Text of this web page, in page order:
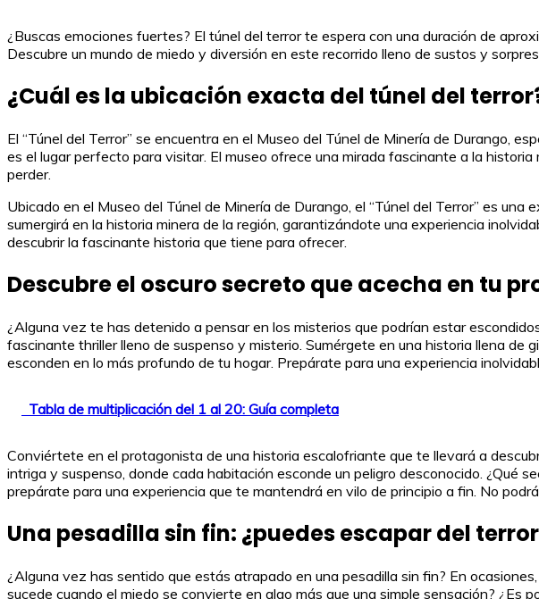
¿Buscas emociones fuertes? El túnel del terror te espera con una duración de
Descubre un mundo de miedo y diversión en este recorrido lleno de sustos y
¿Cuál es la ubicación exacta del túnel del
El “Túnel del Terror” se encuentra en el Museo del Túnel de Minería de Durango,
es el lugar perfecto para visitar. El museo ofrece una mirada fascinante a la
perder.
Ubicado en el Museo del Túnel de Minería de Durango, el “Túnel del Terror” es
sumergirá en la historia minera de la región, garantizándote una experiencia
descubrir la fascinante historia que tiene para ofrecer.
Descubre el oscuro secreto que acecha en tu
¿Alguna vez te has detenido a pensar en los misterios que podrían estar
fascinante thriller lleno de suspenso y misterio. Sumérgete en una historia llena
esconden en lo más profundo de tu hogar. Prepárate para una experiencia
Tabla de multiplicación del 1 al 20: Guía completa
Conviértete en el protagonista de una historia escalofriante que te llevará a
intriga y suspenso, donde cada habitación esconde un peligro desconocido. ¿Qué
prepárate para una experiencia que te mantendrá en vilo de principio a fin. No
Una pesadilla sin fin: ¿puedes escapar del
¿Alguna vez has sentido que estás atrapado en una pesadilla sin fin? En
sucede cuando el miedo se convierte en algo más que una simple sensación? ¿Es